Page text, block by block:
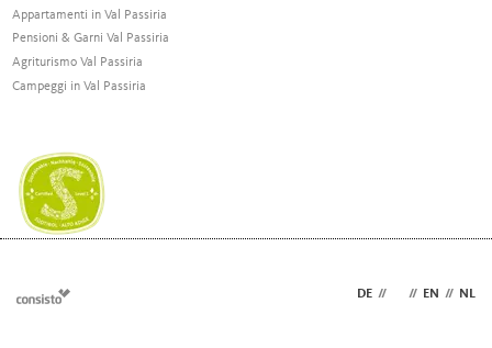
Appartamenti in Val Passiria
Pensioni & Garni Val Passiria
Agriturismo Val Passiria
Campeggi in Val Passiria
DE // // EN // NL